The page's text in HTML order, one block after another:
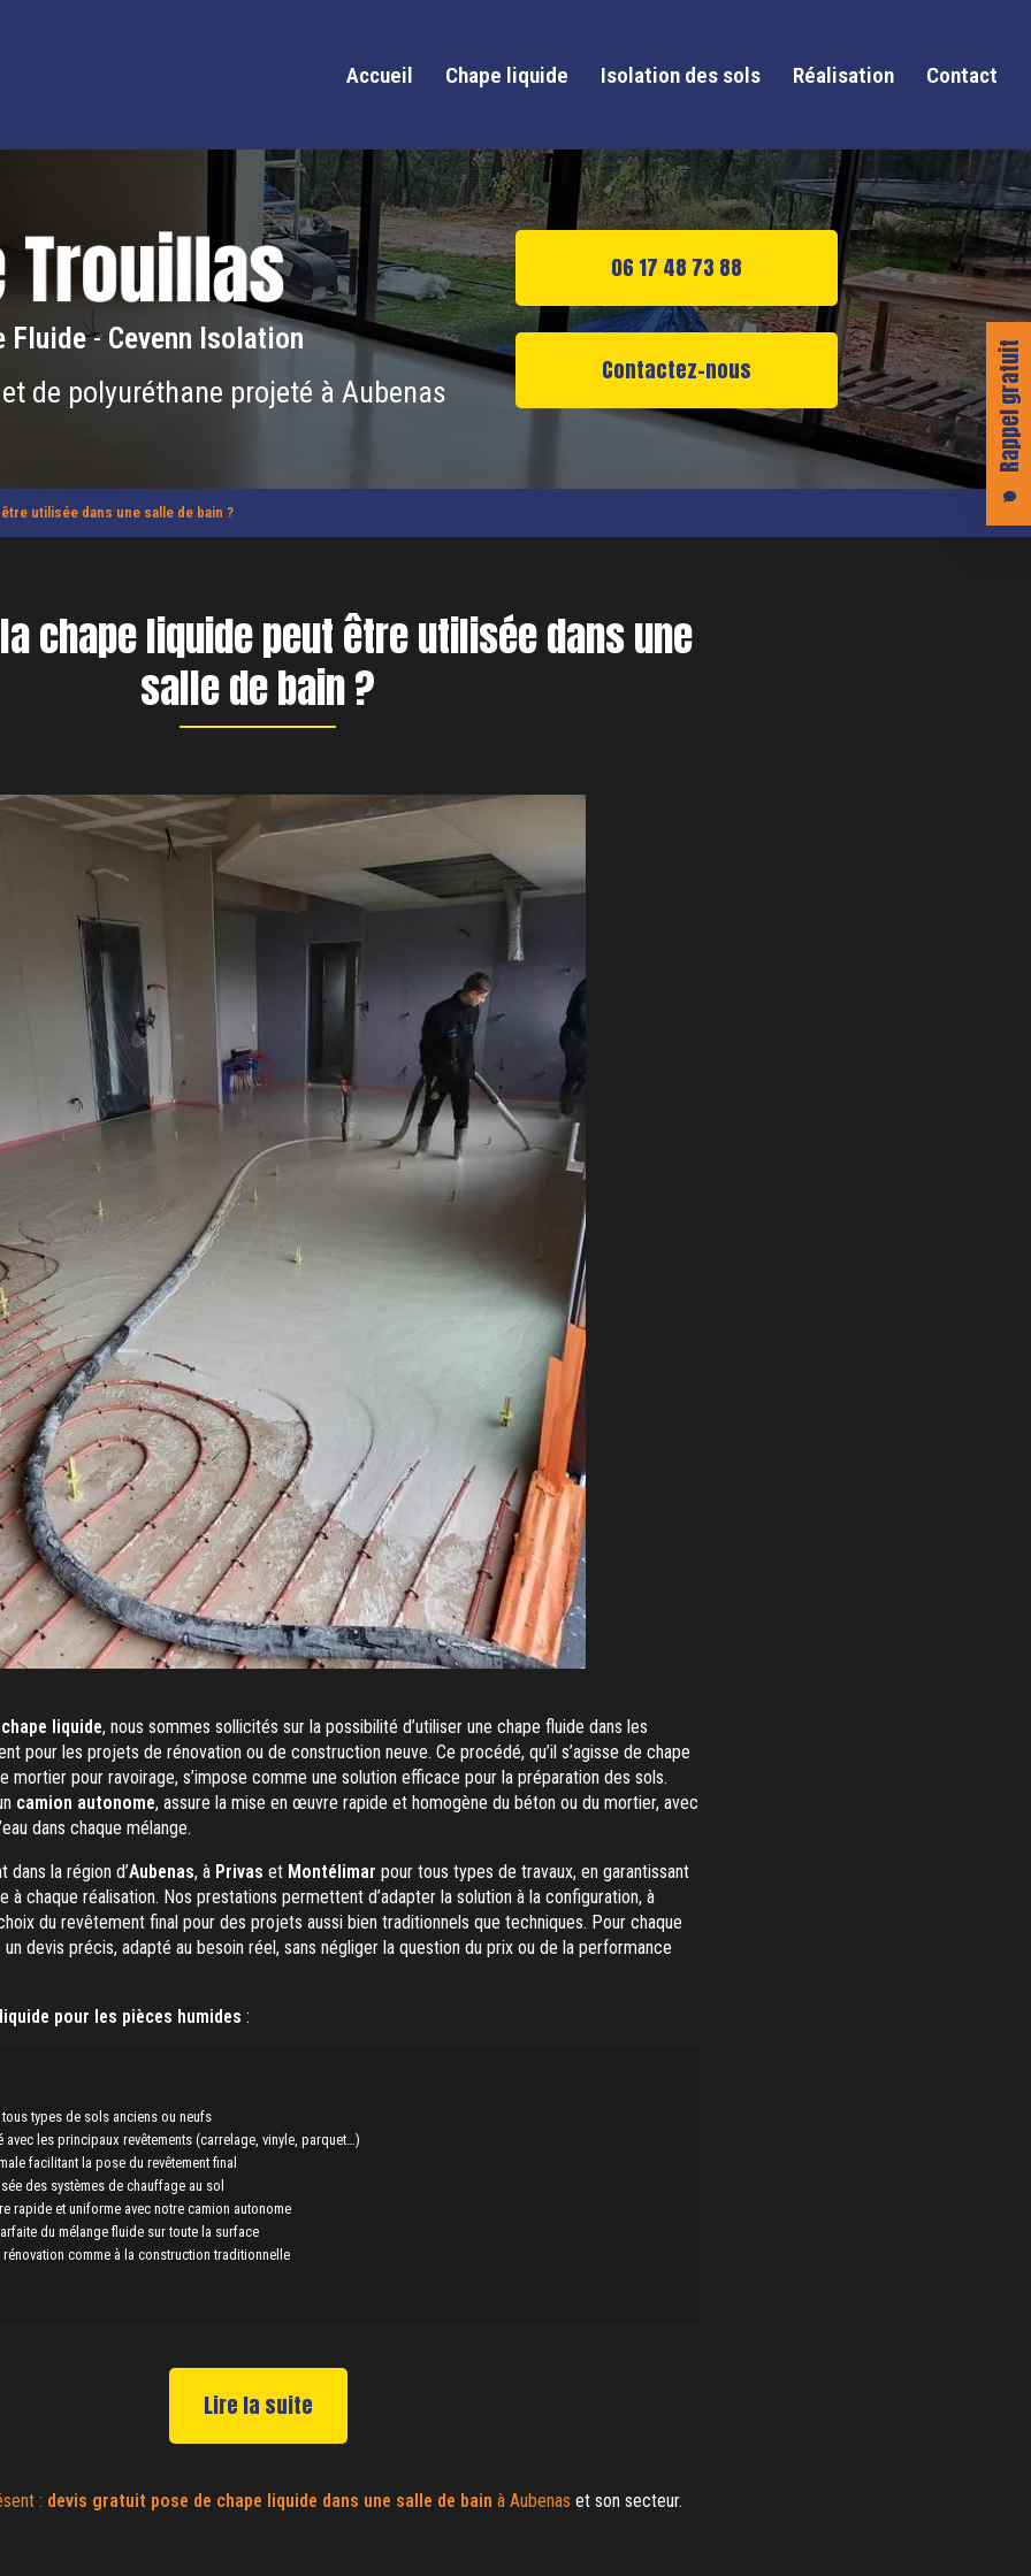
Rappel gratuit
Accueil Chape liquide Isolation des sols Réalisation Contact
Fluide- Cevenn Isolation
de polyuréthane projeté à Aubenas
06 17 48 73 88
Contactez-nous
utilisée dans une salle de bain ?
chape liquide peut être utilisée dans une
salle de bain ?
liquide, nous sommes sollicités sur la possibilité d’utiliser une chape fluide dans les
pour les projets de rénovation ou de construction neuve. Ce procédé, qu’il s’agisse de chape
mortier pour ravoirage, s’impose comme une solution efficace pour la préparation des sols.
camion autonome, assure la mise en œuvre rapide et homogène du béton ou du mortier, avec
dans chaque mélange.
dans la région d’Aubenas, à Privas et Montélimar pour tous types de travaux, en garantissant
à chaque réalisation. Nos prestations permettent d’adapter la solution à la configuration, à
du revêtement final pour des projets aussi bien traditionnels que techniques. Pour chaque
devis précis, adapté au besoin réel, sans négliger la question du prix ou de la performance
pour les pièces humides :
types de sols anciens ou neufs
les principaux revêtements (carrelage, vinyle, parquet…)
facilitant la pose du revêtement final
des systèmes de chauffage au sol
rapide et uniforme avec notre camion autonome
du mélange fluide sur toute la surface
rénovation comme à la construction traditionnelle
Lire la suite
: devis gratuit pose de chape liquide dans une salle de bain à Aubenas et son secteur.